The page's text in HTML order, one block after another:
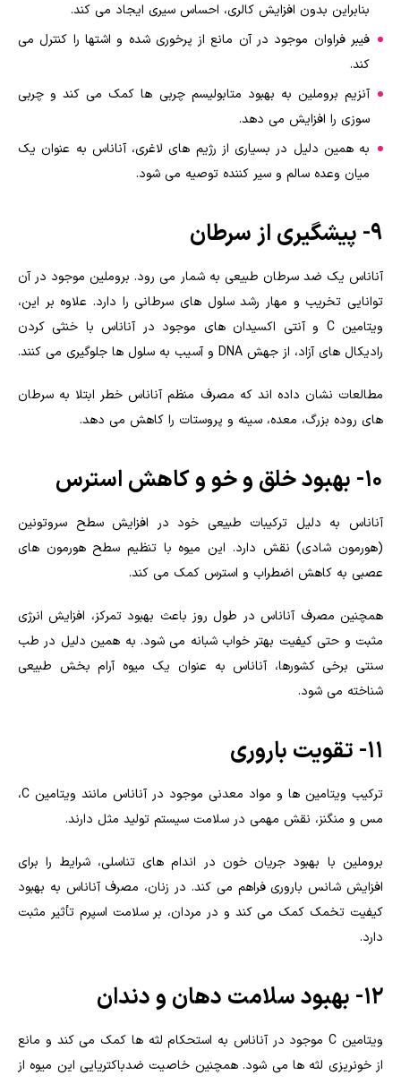
بنابراین بدون افزایش کالری، احساس سیری ایجاد می کند.
فیبر فراوان موجود در آن مانع از پرخوری شده و اشتها را کنترل می
کند.
آنزیم بروملین به بهبود متابولیسم چربی ها کمک می کند و چربی
سوزی را افزایش می دهد.
به همین دلیل در بسیاری از رژیم های لاغری، آناناس به عنوان یک
میان وعده سالم و سیر کننده توصیه می شود.
۹- پیشگیری از سرطان
آناناس یک ضد سرطان طبیعی به شمار می رود. بروملین موجود در آن
توانایی تخریب و مهار رشد سلول های سرطانی را دارد. علاوه بر این،
ویتامین C و آنتی اکسیدان های موجود در آناناس با خنثی کردن
رادیکال های آزاد، از جهش DNA و آسیب به سلول ها جلوگیری می کنند.
مطالعات نشان داده اند که مصرف منظم آناناس خطر ابتلا به سرطان
های روده بزرگ، معده، سینه و پروستات را کاهش می دهد.
۱۰- بهبود خلق و خو و کاهش استرس
آناناس به دلیل ترکیبات طبیعی خود در افزایش سطح سروتونین
(هورمون شادی) نقش دارد. این میوه با تنظیم سطح هورمون های
عصبی به کاهش اضطراب و استرس کمک می کند.
همچنین مصرف آناناس در طول روز باعث بهبود تمرکز، افزایش انرژی
مثبت و حتی کیفیت بهتر خواب شبانه می شود. به همین دلیل در طب
سنتی برخی کشورها، آناناس به عنوان یک میوه آرام بخش طبیعی
شناخته می شود.
۱۱- تقویت باروری
ترکیب ویتامین ها و مواد معدنی موجود در آناناس مانند ویتامین C،
مس و منگنز، نقش مهمی در سلامت سیستم تولید مثل دارند.
بروملین با بهبود جریان خون در اندام های تناسلی، شرایط را برای
افزایش شانس باروری فراهم می کند. در زنان، مصرف آناناس به بهبود
کیفیت تخمک کمک می کند و در مردان، بر سلامت اسپرم تأثیر مثبت
دارد.
۱۲- بهبود سلامت دهان و دندان
ویتامین C موجود در آناناس به استحکام لثه ها کمک می کند و مانع
از خونریزی لثه ها می شود. همچنین خاصیت ضدباکتریایی این میوه از